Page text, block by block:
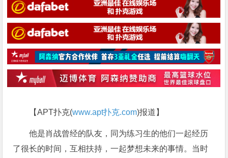
【APT扑克(www.apt扑克.com)报道】
他是肖战曾经的队友，同为练习生的他们一起经历
了很长的时间，互相扶持，一起梦想未来的事情。当时